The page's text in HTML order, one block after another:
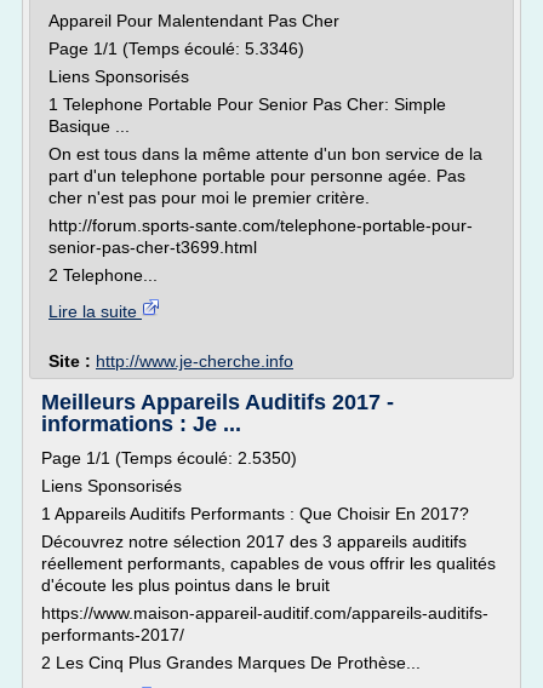
Appareil Pour Malentendant Pas Cher
Page 1/1 (Temps écoulé: 5.3346)
Liens Sponsorisés
1 Telephone Portable Pour Senior Pas Cher: Simple
Basique ...
On est tous dans la même attente d'un bon service de la
part d'un telephone portable pour personne agée. Pas
cher n'est pas pour moi le premier critère.
http://forum.sports-sante.com/telephone-portable-pour-
senior-pas-cher-t3699.html
2 Telephone...
Lire la suite
Site : http://www.je-cherche.info
Meilleurs Appareils Auditifs 2017 -
informations : Je ...
Page 1/1 (Temps écoulé: 2.5350)
Liens Sponsorisés
1 Appareils Auditifs Performants : Que Choisir En 2017?
Découvrez notre sélection 2017 des 3 appareils auditifs
réellement performants, capables de vous offrir les qualités
d'écoute les plus pointus dans le bruit
https://www.maison-appareil-auditif.com/appareils-auditifs-
performants-2017/
2 Les Cinq Plus Grandes Marques De Prothèse...